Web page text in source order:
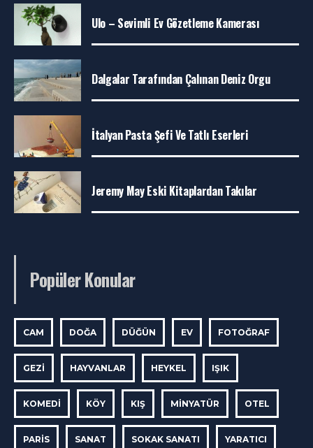
Ulo – Sevimli Ev Gözetleme Kamerası
Dalgalar Tarafından Çalınan Deniz Orgu
İtalyan Pasta Şefi Ve Tatlı Eserleri
Jeremy May Eski Kitaplardan Takılar
Popüler Konular
CAM DOĞA DÜĞÜN EV FOTOĞRAF
GEZI HAYVANLAR HEYKEL IŞIK
KOMEDI KÖY KIŞ MINYATÜR OTEL
PARIS SANAT SOKAK SANATI YARATICI